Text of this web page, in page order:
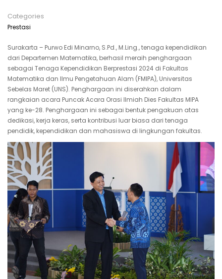
Categories
Prestasi
Surakarta – Purwo Edi Minarno, S.Pd., M.Ling., tenaga kependidikan
dari Departemen Matematika, berhasil meraih penghargaan
sebagai Tenaga Kependidikan Berprestasi 2024 di Fakultas
Matematika dan Ilmu Pengetahuan Alam (FMIPA), Universitas
Sebelas Maret (UNS). Penghargaan ini diserahkan dalam
rangkaian acara Puncak Acara Orasi Ilmiah Dies Fakultas MIPA
yang ke-28. Penghargaan ini sebagai bentuk pengakuan atas
dedikasi, kerja keras, serta kontribusi luar biasa dari tenaga
pendidik, kependidikan dan mahasiswa di lingkungan fakultas.